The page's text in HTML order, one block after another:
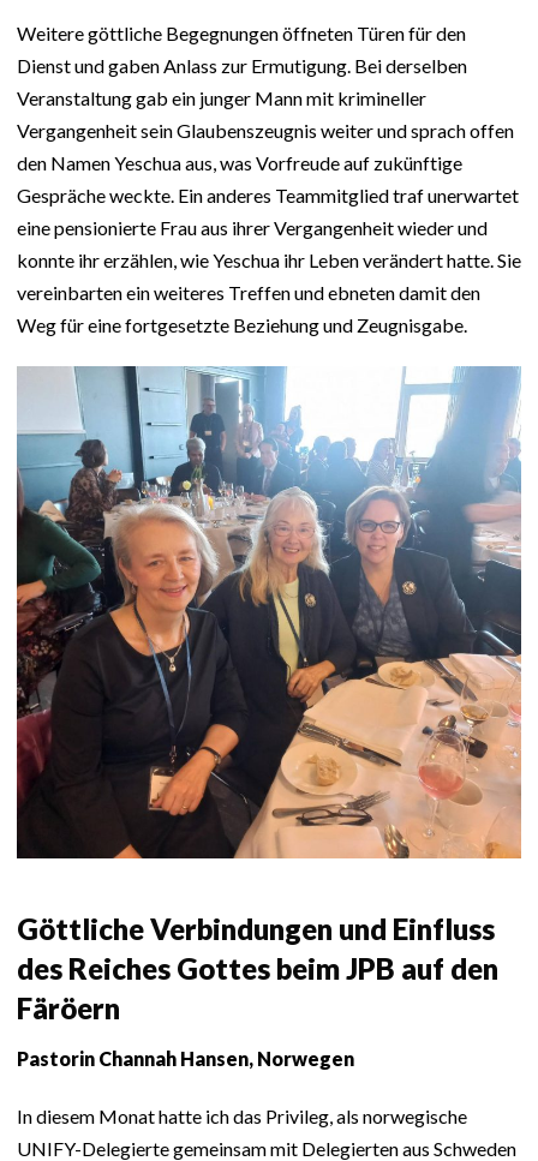
Weitere göttliche Begegnungen öffneten Türen für den
Dienst und gaben Anlass zur Ermutigung. Bei derselben
Veranstaltung gab ein junger Mann mit krimineller
Vergangenheit sein Glaubenszeugnis weiter und sprach offen
den Namen Yeschua aus, was Vorfreude auf zukünftige
Gespräche weckte. Ein anderes Teammitglied traf unerwartet
eine pensionierte Frau aus ihrer Vergangenheit wieder und
konnte ihr erzählen, wie Yeschua ihr Leben verändert hatte. Sie
vereinbarten ein weiteres Treffen und ebneten damit den
Weg für eine fortgesetzte Beziehung und Zeugnisgabe.
Göttliche Verbindungen und Einfluss
des Reiches Gottes beim JPB auf den
Färöern
Pastorin Channah Hansen, Norwegen
In diesem Monat hatte ich das Privileg, als norwegische
UNIFY-Delegierte gemeinsam mit Delegierten aus Schweden